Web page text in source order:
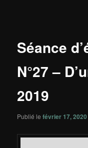
Séance
N°27 –
2019
Publié lefévrier 17, 2020